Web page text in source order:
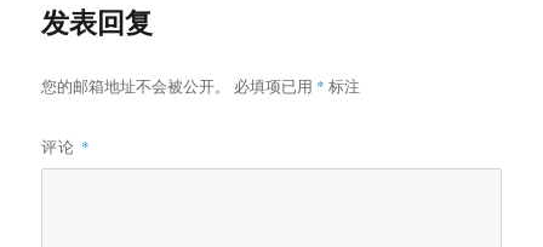
发表回复
您的邮箱地址不会被公开。 必填项已用 * 标注
评论 *